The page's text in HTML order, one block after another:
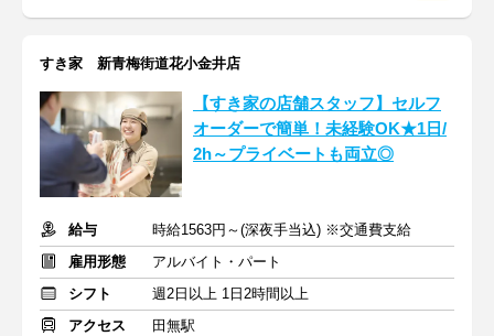
すき家 新青梅街道花小金井店
【すき家の店舗スタッフ】セルフ
オーダーで簡単！未経験OK★1日/
2h～プライベートも両立◎
給与
時給1563円～(深夜手当込) ※交通費支給
雇用形態
アルバイト・パート
シフト
週2日以上 1日2時間以上
アクセス
田無駅